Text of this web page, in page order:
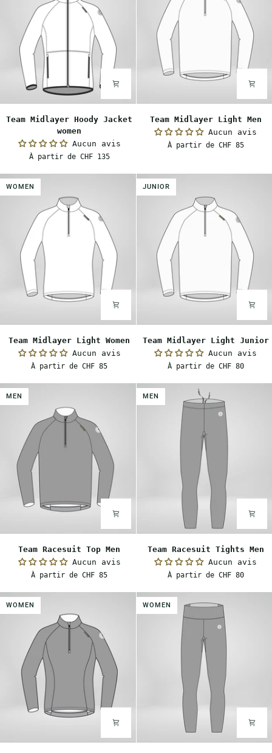
Hoody
Jacket
women
Team Midlayer Hoody Jacket
women
Aucun avis
À partir de CHF 135
Midlayer
Light
Team Midlayer Light Men
Aucun avis
À partir de CHF 85
WOMEN
Midlayer
Light
Team Midlayer Light Women
Aucun avis
À partir de CHF 85
JUNIOR
Midlayer
Light
Junior
Team Midlayer Light Junior
Aucun avis
À partir de CHF 80
MEN
Top
Team Racesuit Top Men
Aucun avis
À partir de CHF 85
MEN
Tights
Team Racesuit Tights Men
Aucun avis
À partir de CHF 80
WOMEN WOMEN